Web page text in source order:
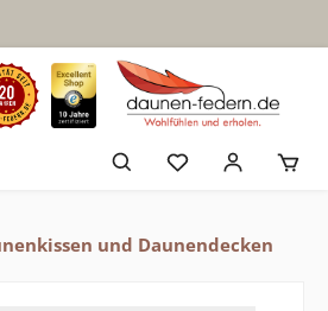
und Daunendecken